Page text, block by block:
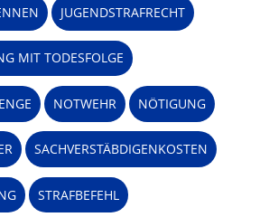
JUGENDSTRAFRECHT
MIT TODESFOLGE
NOTWEHR NÖTIGUNG
SACHVERSTÄBDIGENKOSTEN
STRAFBEFEHL